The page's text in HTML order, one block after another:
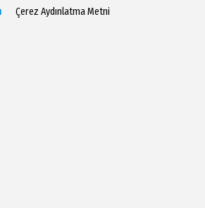
Çerez Aydınlatma Metni